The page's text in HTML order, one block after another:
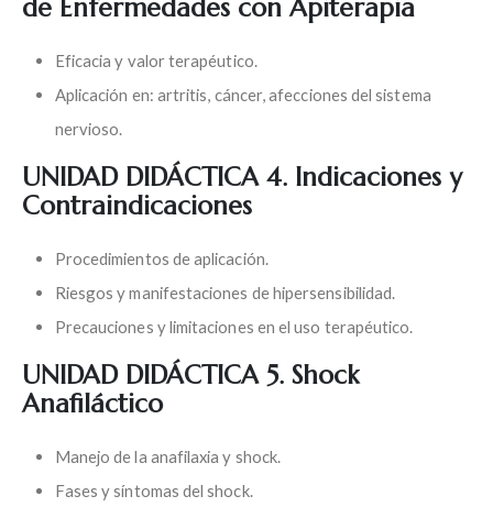
de Enfermedades con Apiterapia
Eficacia y valor terapéutico.
Aplicación en: artritis, cáncer, afecciones del sistema
nervioso.
UNIDAD DIDÁCTICA 4. Indicaciones y
Contraindicaciones
Procedimientos de aplicación.
Riesgos y manifestaciones de hipersensibilidad.
Precauciones y limitaciones en el uso terapéutico.
UNIDAD DIDÁCTICA 5. Shock
Anafiláctico
Manejo de la anafilaxia y shock.
Fases y síntomas del shock.